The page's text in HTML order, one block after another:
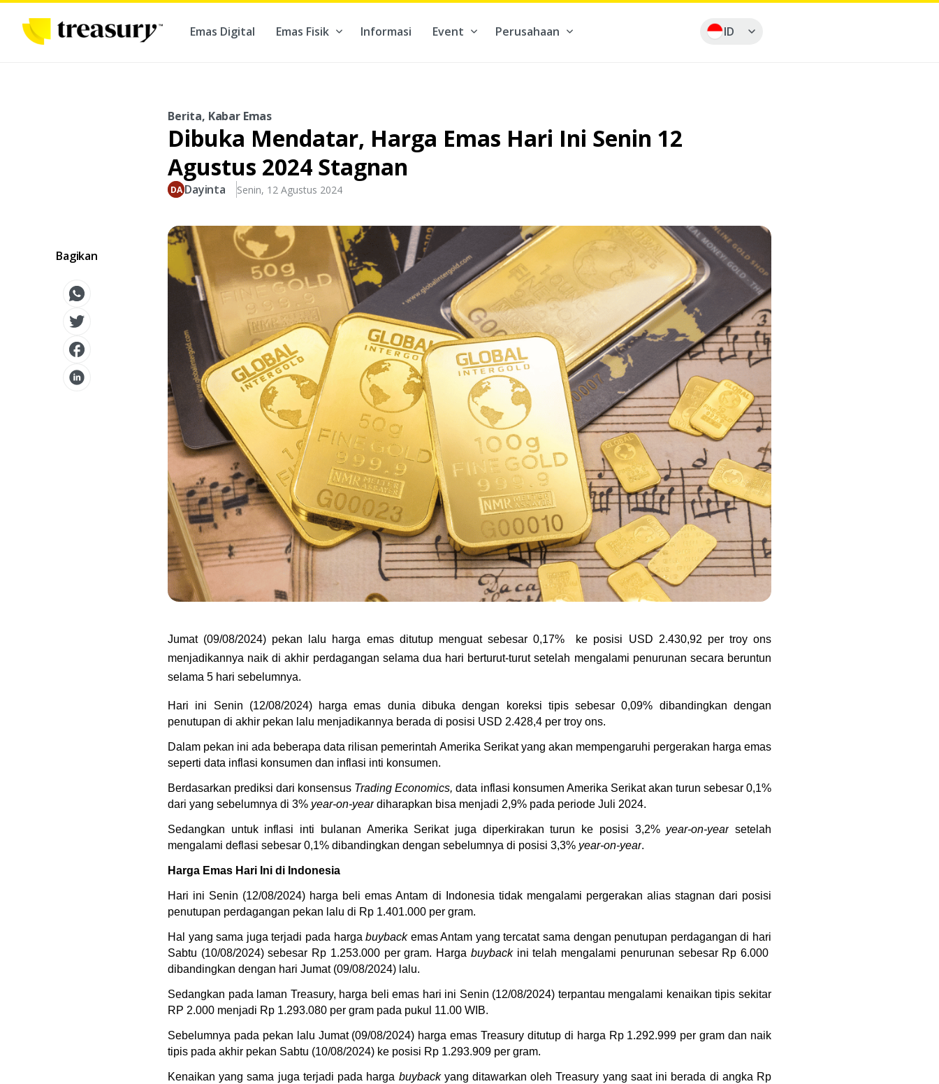
Emas Digital Emas Fisik Informasi Event Perusahaan ID
Bagikan
Berita, Kabar Emas
Dibuka Mendatar, Harga Emas Hari Ini Senin 12
Agustus 2024 Stagnan
Dayinta Senin, 12 Agustus 2024
Jumat (09/08/2024) pekan lalu harga emas ditutup menguat sebesar 0,17%  ke posisi USD 2.430,92 per troy ons
menjadikannya naik di akhir perdagangan selama dua hari berturut-turut setelah mengalami penurunan secara beruntun
selama 5 hari sebelumnya.
Hari ini Senin (12/08/2024) harga emas dunia dibuka dengan koreksi tipis sebesar 0,09% dibandingkan dengan
penutupan di akhir pekan lalu menjadikannya berada di posisi USD 2.428,4 per troy ons.
Dalam pekan ini ada beberapa data rilisan pemerintah Amerika Serikat yang akan mempengaruhi pergerakan harga emas
seperti data inflasi konsumen dan inflasi inti konsumen.
Berdasarkan prediksi dari konsensus Trading Economics, data inflasi konsumen Amerika Serikat akan turun sebesar 0,1%
dari yang sebelumnya di 3% year-on-year diharapkan bisa menjadi 2,9% pada periode Juli 2024.
Sedangkan untuk inflasi inti bulanan Amerika Serikat juga diperkirakan turun ke posisi 3,2% year-on-year setelah
mengalami deflasi sebesar 0,1% dibandingkan dengan sebelumnya di posisi 3,3% year-on-year.
Harga Emas Hari Ini di Indonesia
Hari ini Senin (12/08/2024) harga beli emas Antam di Indonesia tidak mengalami pergerakan alias stagnan dari posisi
penutupan perdagangan pekan lalu di Rp 1.401.000 per gram.
Hal yang sama juga terjadi pada harga buyback emas Antam yang tercatat sama dengan penutupan perdagangan di hari
Sabtu (10/08/2024) sebesar Rp 1.253.000 per gram. Harga buyback ini telah mengalami penurunan sebesar Rp 6.000
dibandingkan dengan hari Jumat (09/08/2024) lalu.
Sedangkan pada laman Treasury, harga beli emas hari ini Senin (12/08/2024) terpantau mengalami kenaikan tipis sekitar
RP 2.000 menjadi Rp 1.293.080 per gram pada pukul 11.00 WIB.
Sebelumnya pada pekan lalu Jumat (09/08/2024) harga emas Treasury ditutup di harga Rp 1.292.999 per gram dan naik
tipis pada akhir pekan Sabtu (10/08/2024) ke posisi Rp 1.293.909 per gram.
Kenaikan yang sama juga terjadi pada harga buyback yang ditawarkan oleh Treasury yang saat ini berada di angka Rp